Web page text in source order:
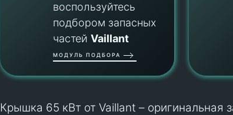
воспользуйтесь
подбором запасных
частейVaillant
МОДУЛЬ ПОДБОРА
Крышка 65 кВт от Vaillant – оригинальная